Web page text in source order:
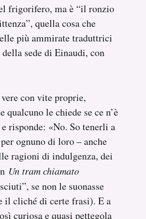
frigorifero, ma è “il ronzio
quella cosa che
più ammirate traduttrici
sede di Einaudi, con
con vite proprie,
le chiede se ce n’è
risponde: «No. So tenerli a
ognuno di loro – anche
ragioni di indulgenza, dei
Un tram chiamato
se non le suonasse
il cliché di certe frasi). E a
curiosa e quasi pettegola